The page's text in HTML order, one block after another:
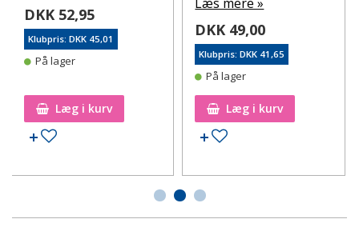
DKK 52,95
Klubpris: DKK 45,01
På lager
Læg i kurv
Tilføj til ønskeseddel
DKK 49,00
Klubpris: DKK 41,65
På lager
Læg i kurv
Tilføj til ønskeseddel